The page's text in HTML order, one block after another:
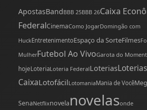
ApostasBandBBB 25BBB 26Caixa
FederalCinemaComo JogarDomingão com
HuckEntretenimentoEspaço da SorteFilmes
MulherFutebol Ao VivoGarota do
hojeLoteriaLoteria FederalLoteriasLoterias
CaixaLotofácilLotomaniaMania de Você
SenaNetflixnovelanovelasonde